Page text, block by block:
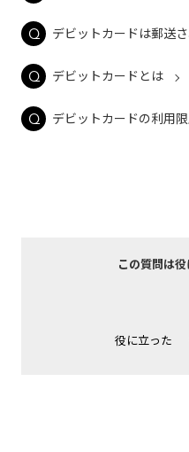
デビットカードは郵送
デビットカードとは
デビットカードの利用
この質問は
役に立った